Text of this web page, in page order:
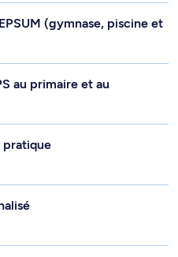
(gymnase, piscine et
au primaire et au
pratique